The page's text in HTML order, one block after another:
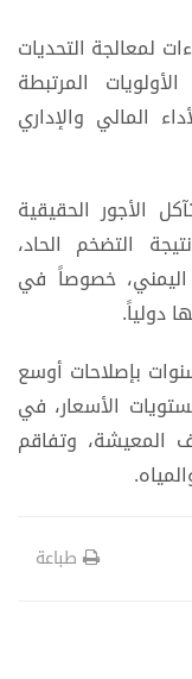
لمعالجة التحديات
المرتبطة
المالي والإداري
الأجور الحقيقية
التضخم الحاد،
اليمني، خصوصاً في
دولياً.
بإصلاحات أوسع
الأسعار، في
المعيشة، وتفاقم
طباعة